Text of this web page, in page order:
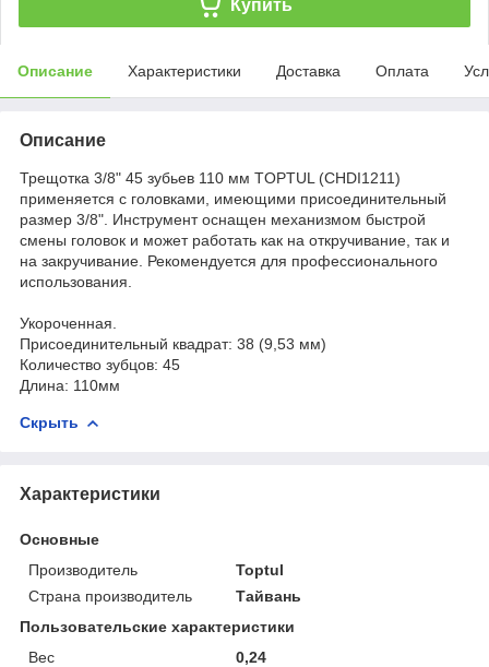
Купить
Описание Характеристики Доставка Оплата
Описание
Трещотка 3/8" 45 зубьев 110 мм TOPTUL (CHDI1211)
применяется с головками, имеющими присоединительный
размер 3/8". Инструмент оснащен механизмом быстрой
смены головок и может работать как на откручивание, так и
на закручивание. Рекомендуется для профессионального
использования.
Укороченная.
Присоединительный квадрат: 38 (9,53 мм)
Количество зубцов: 45
Длина: 110мм
Скрыть
Характеристики
Основные
Производитель
Toptul
Страна производитель
Тайвань
Пользовательские характеристики
Вес
0,24